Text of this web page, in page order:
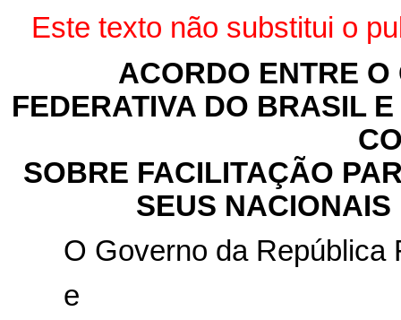
Este texto não substitui o
ACORDO ENTRE
FEDERATIVA DO BRASIL
SOBRE FACILITAÇÃO
SEUS NACIONAIS
O Governo da República
e